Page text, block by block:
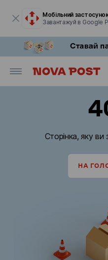
Мобільний
Завантажуй в Google
Сторінка, яку ви
НА